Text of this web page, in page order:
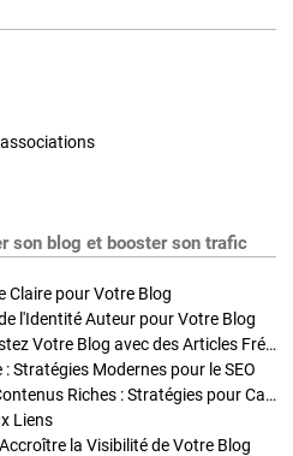
son blog et booster son trafic
Claire pour Votre Blog
l'Identité Auteur pour Votre Blog
Stratégies de Publication : Boostez Votre Blog avec des Articles Fréquents et Exclusifs
Stratégies Modernes pour le SEO
Enrichir Vos Articles avec des Contenus Riches : Stratégies pour Captiver et Optimiser
Liens
la Visibilité de Votre Blog